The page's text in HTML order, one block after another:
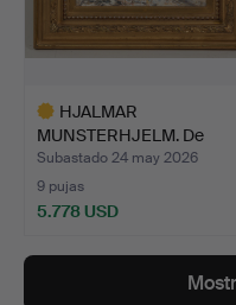
HJALMAR
MUNSTERHJELM. De
vuelta a casa con…
Subastado 24 may 2026
9 pujas
5.778 USD
seleccionado